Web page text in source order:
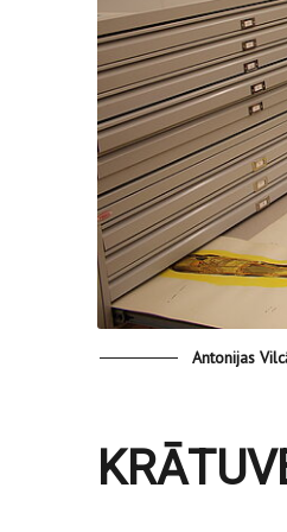
Antonijas